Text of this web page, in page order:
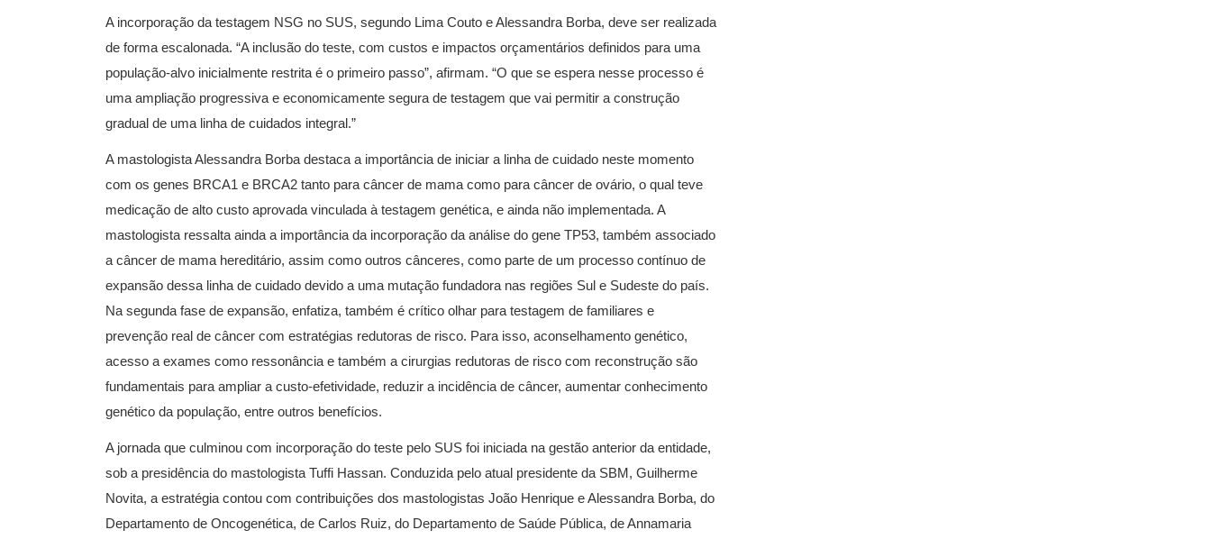
A incorporação da testagem NSG no SUS, segundo Lima Couto e Alessandra Borba, deve ser realizada
de forma escalonada. “A inclusão do teste, com custos e impactos orçamentários definidos para uma
população-alvo inicialmente restrita é o primeiro passo”, afirmam. “O que se espera nesse processo é
uma ampliação progressiva e economicamente segura de testagem que vai permitir a construção
gradual de uma linha de cuidados integral.”
A mastologista Alessandra Borba destaca a importância de iniciar a linha de cuidado neste momento
com os genes BRCA1 e BRCA2 tanto para câncer de mama como para câncer de ovário, o qual teve
medicação de alto custo aprovada vinculada à testagem genética, e ainda não implementada. A
mastologista ressalta ainda a importância da incorporação da análise do gene TP53, também associado
a câncer de mama hereditário, assim como outros cânceres, como parte de um processo contínuo de
expansão dessa linha de cuidado devido a uma mutação fundadora nas regiões Sul e Sudeste do país.
Na segunda fase de expansão, enfatiza, também é crítico olhar para testagem de familiares e
prevenção real de câncer com estratégias redutoras de risco. Para isso, aconselhamento genético,
acesso a exames como ressonância e também a cirurgias redutoras de risco com reconstrução são
fundamentais para ampliar a custo-efetividade, reduzir a incidência de câncer, aumentar conhecimento
genético da população, entre outros benefícios.
A jornada que culminou com incorporação do teste pelo SUS foi iniciada na gestão anterior da entidade,
sob a presidência do mastologista Tuffi Hassan. Conduzida pelo atual presidente da SBM, Guilherme
Novita, a estratégia contou com contribuições dos mastologistas João Henrique e Alessandra Borba, do
Departamento de Oncogenética, de Carlos Ruiz, do Departamento de Saúde Pública, de Annamaria